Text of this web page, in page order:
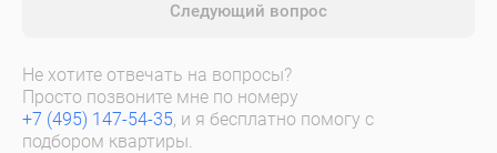
Следующий вопрос
Не хотите отвечать на вопросы?
Просто позвоните мне по номеру
+7 (495) 147-54-35, и я бесплатно помогу с
подбором квартиры.